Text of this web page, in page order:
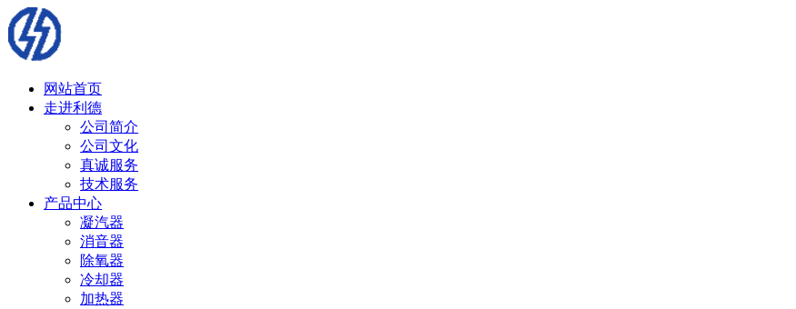
网站首页
走进利德
公司简介
公司文化
真诚服务
技术服务
产品中心
凝汽器
消音器
除氧器
冷却器
加热器